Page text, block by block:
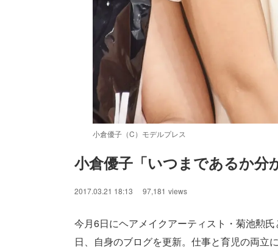
小倉優子（C）モデルプレス
小倉優子「いつまであるか分
2017.03.21 18:13 97,181 views
今月6日にヘアメイクアーティスト・菊池勲
日、自身のブログを更新。仕事と育児の両立